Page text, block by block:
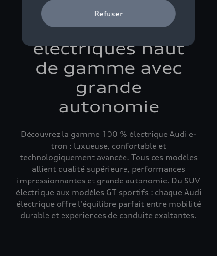
La gamme Audi
e-tron : voitures
électriques haut
de gamme avec
grande
autonomie
Découvrez la gamme 100 % électrique Audi e-
tron : luxueuse, confortable et
technologiquement avancée. Tous ces modèles
allient qualité supérieure, performances
impressionnantes et grande autonomie. Du SUV
électrique aux modèles GT sportifs : chaque Audi
électrique offre l'équilibre parfait entre mobilité
durable et expériences de conduite exaltantes.